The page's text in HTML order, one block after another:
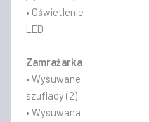
• Oświetlenie
LED
Zamrażarka
• Wysuwane
szuflady (2)
• Wysuwana